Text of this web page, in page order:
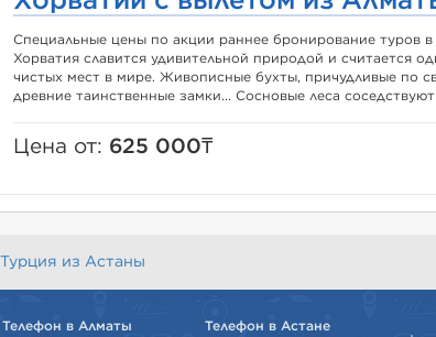
Специальные цены по акции раннее бронирование туров
Хорватия славится удивительной природой и считается
чистых мест в мире. Живописные бухты, причудливые по
древние таинственные замки... Сосновые леса
Цена от: 625 000₸
Турция из Астаны
Телефон в Алматы Телефон в Астане